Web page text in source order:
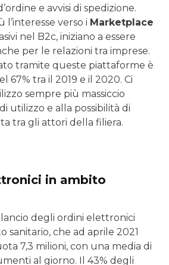
e avvisi di spedizione.
l’interesse verso i Marketplace
nel B2c, iniziano a essere
per le relazioni tra imprese.
tramite queste piattaforme è
67% tra il 2019 e il 2020. Ci
sempre più massiccio
utilizzo e alla possibilità di
tra gli attori della filiera.
in ambito
degli ordini elettronici
sanitario, che ad aprile 2021
7,3 milioni, con una media di
al giorno. Il 43% degli